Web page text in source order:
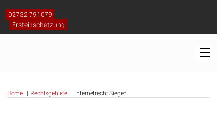
content
02732 791079
Ersteinschätzung
Home Rechtsgebiete Internetrecht Siegen